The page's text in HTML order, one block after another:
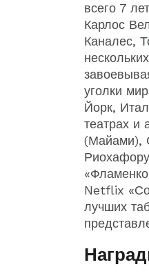
всего 7
Карлос
Каналес,
уголки
Йорк,
театрах и
(Майами),
Netflix
лучших